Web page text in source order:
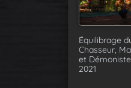
Équilibrage
Chasseur,
et
2021